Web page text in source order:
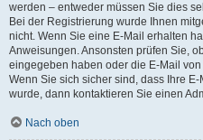
werden – entweder müssen Sie dies
Bei der Registrierung wurde Ihnen
nicht. Wenn Sie eine E-Mail erhalten
Anweisungen. Ansonsten prüfen Sie,
eingegeben haben oder die E-Mail
Wenn Sie sich sicher sind, dass Ihre
wurde, dann kontaktieren Sie einen
Nach oben